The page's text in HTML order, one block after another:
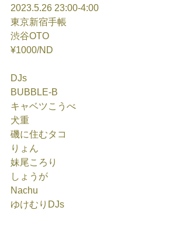
2023.5.26 23:00-4:00
東京新宿手帳
渋谷OTO
¥1000/ND
DJs
BUBBLE-B
キャベツこうべ
犬重
磯に住むタコ
りょん
妹尾ころり
しょうが
Nachu
ゆけむりDJs